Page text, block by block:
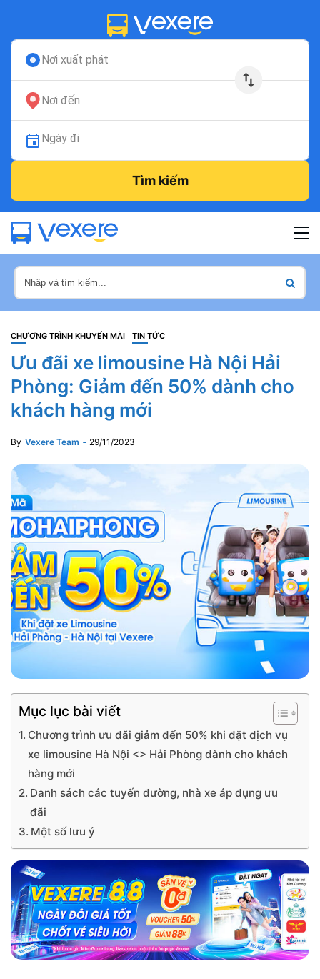
Nơi xuất phát
Nơi đến
Ngày đi
Tìm kiếm
CHƯƠNG TRÌNH KHUYẾN MÃI TIN TỨC
Ưu đãi xe limousine Hà Nội Hải
Phòng: Giảm đến 50% dành cho
khách hàng mới
By Vexere Team 29/11/2023
Mục lục bài viết
Chương trình ưu đãi giảm đến 50% khi đặt dịch vụ
xe limousine Hà Nội <> Hải Phòng dành cho khách
hàng mới
Danh sách các tuyến đường, nhà xe áp dụng ưu
đãi
Một số lưu ý